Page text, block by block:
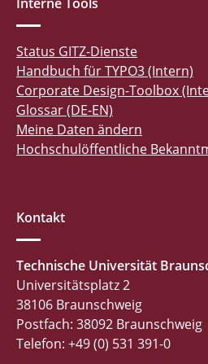
Status GITZ-Dienste
Handbuch für TYPO3 (Intern)
Corporate Design-Toolbox
Glossar (DE-EN)
Meine Daten ändern
Hochschulöffentliche
Kontakt
Technische Universität
Universitätsplatz 2
38106 Braunschweig
Postfach: 38092 Braunschweig
Telefon: +49 (0) 531 391-0